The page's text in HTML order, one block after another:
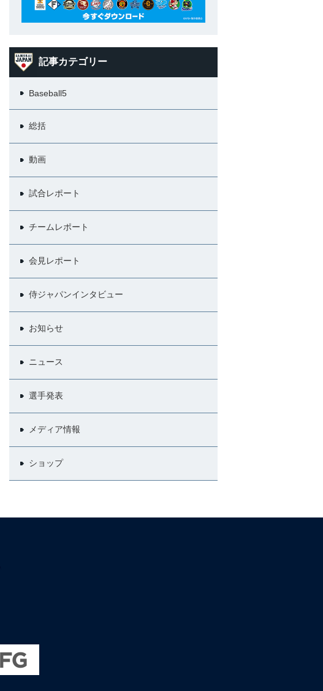
記事カテゴリー
Baseball5
総括
動画
試合レポート
チームレポート
会見レポート
侍ジャパンインタビュー
お知らせ
ニュース
選手発表
メディア情報
ショップ